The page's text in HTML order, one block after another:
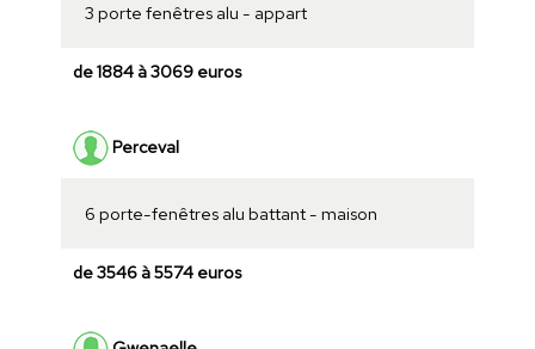
3 porte fenêtres alu - appart
de 1884 à 3069 euros
Perceval
6 porte-fenêtres alu battant - maison
de 3546 à 5574 euros